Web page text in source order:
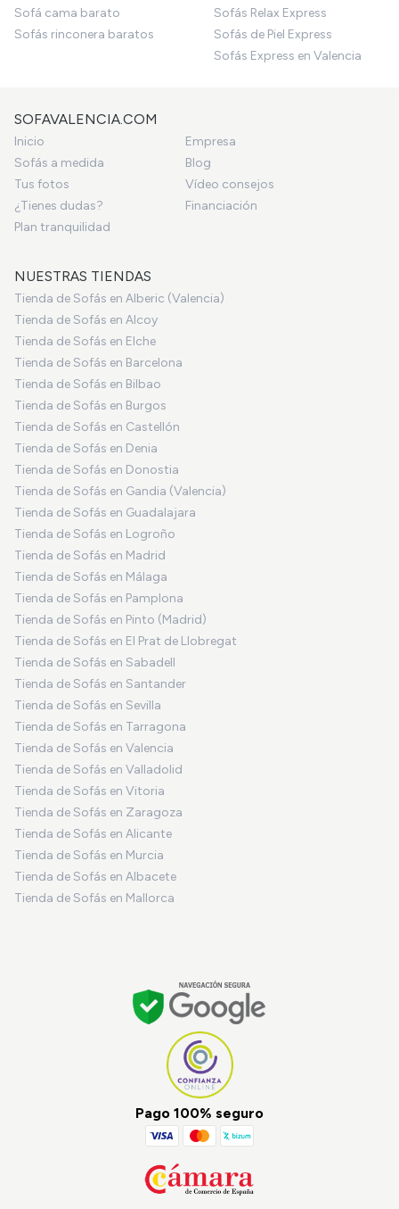
Sofá cama barato
Sofás rinconera baratos
Sofás Relax Express
Sofás de Piel Express
Sofás Express en Valencia
SOFAVALENCIA.COM
Inicio
Empresa
Sofás a medida
Blog
Tus fotos
Vídeo consejos
¿Tienes dudas?
Financiación
Plan tranquilidad
NUESTRAS TIENDAS
Tienda de Sofás en Alberic (Valencia)
Tienda de Sofás en Alcoy
Tienda de Sofás en Elche
Tienda de Sofás en Barcelona
Tienda de Sofás en Bilbao
Tienda de Sofás en Burgos
Tienda de Sofás en Castellón
Tienda de Sofás en Denia
Tienda de Sofás en Donostia
Tienda de Sofás en Gandia (Valencia)
Tienda de Sofás en Guadalajara
Tienda de Sofás en Logroño
Tienda de Sofás en Madrid
Tienda de Sofás en Málaga
Tienda de Sofás en Pamplona
Tienda de Sofás en Pinto (Madrid)
Tienda de Sofás en El Prat de Llobregat
Tienda de Sofás en Sabadell
Tienda de Sofás en Santander
Tienda de Sofás en Sevilla
Tienda de Sofás en Tarragona
Tienda de Sofás en Valencia
Tienda de Sofás en Valladolid
Tienda de Sofás en Vitoria
Tienda de Sofás en Zaragoza
Tienda de Sofás en Alicante
Tienda de Sofás en Murcia
Tienda de Sofás en Albacete
Tienda de Sofás en Mallorca
Pago 100% seguro